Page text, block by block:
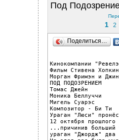
Под
1 2
Поделиться…
Кинокомпании
Фильм Стивена
Морган Фримэн и
ПОД ПОДОЗРЕНИЕМ
Томас Джейн
Моника Беллуччи
Мигель Суарэс
Композитор - Би Ти
Ураган "Люси"
12 октября
...причинив больший
ураган "Джордж" два